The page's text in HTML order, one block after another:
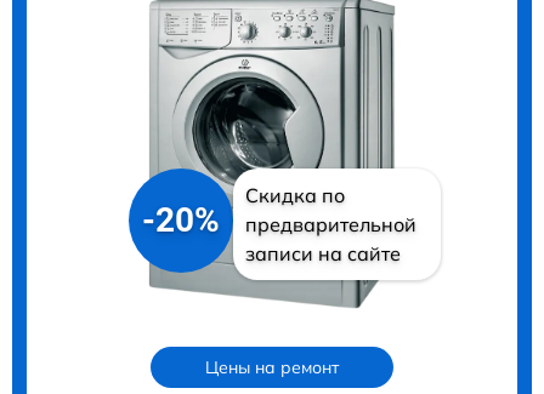
-20%
Скидка по
предварительной
записи на сайте
Цены на ремонт